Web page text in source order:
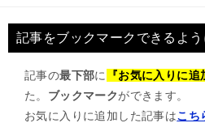
記事をブックマークできるよ
記事の最下部に 『お気に入りに
た。 ブックマークができます。
お気に入りに追加した記事はこち